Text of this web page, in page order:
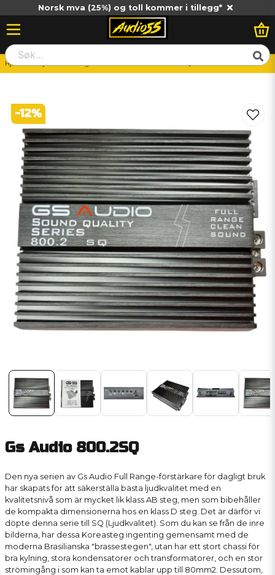
Norsk mva (25%) og toll kommer i tillegg*
Hjem Billjud Slutsteg 2-Kanals Gs Audio 800.2SQ
-12%
Gs Audio 800.2SQ
Den nya serien av Gs Audio Full Range-förstärkare för dagligt bruk
har skapats för att säkerställa bästa ljudkvalitet med en
kvalitetsnivå som är mycket lik klass AB steg, men som bibehåller
de kompakta dimensionerna hos en klass D steg. Det är därför vi
döpte denna serie till SQ (Ljudkvalitet). Som du kan se från de inre
bilderna, har dessa Koreasteg ingenting gemensamt med de
moderna Brasilianska "brassestegen", utan har ett stort chassi för
bra kylning, stora kondensatorer och transformatorer, och en stor
strömingång i som kan ta emot kablar upp till 80mm2. Dessutom,